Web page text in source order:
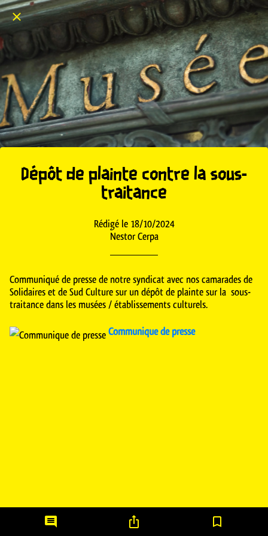
Dépôt de plainte contre la sous-
traitance
Rédigé le 18/10/2024
Nestor Cerpa
Communiqué de presse de notre syndicat avec nos camarades de
Solidaires et de Sud Culture sur un dépôt de plainte sur la sous-
traitance dans les musées / établissements culturels.
Communique de presse